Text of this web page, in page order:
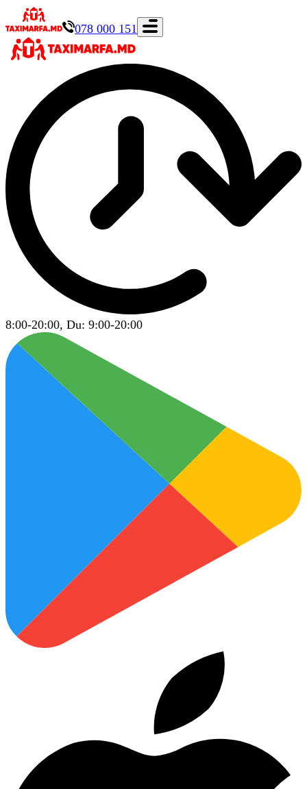
078 000 151
8:00-20:00, Du: 9:00-20:00